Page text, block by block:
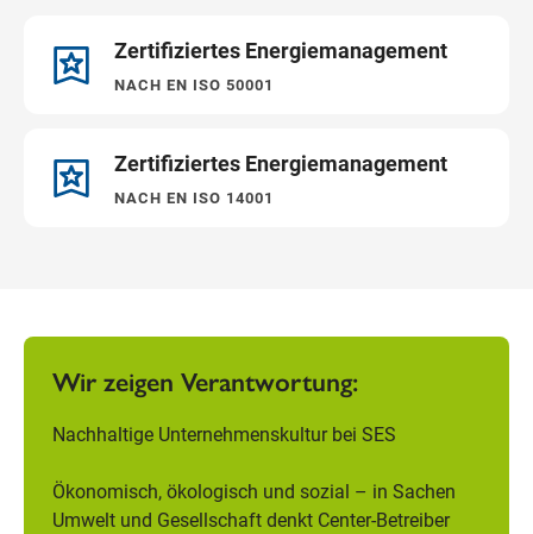
Zertifiziertes Energiemanagement
NACH EN ISO 50001
Zertifiziertes Energiemanagement
NACH EN ISO 14001
Wir zeigen Verantwortung:
Nachhaltige Unternehmenskultur bei SES
Ökonomisch, ökologisch und sozial – in Sachen
Umwelt und Gesellschaft denkt Center-Betreiber